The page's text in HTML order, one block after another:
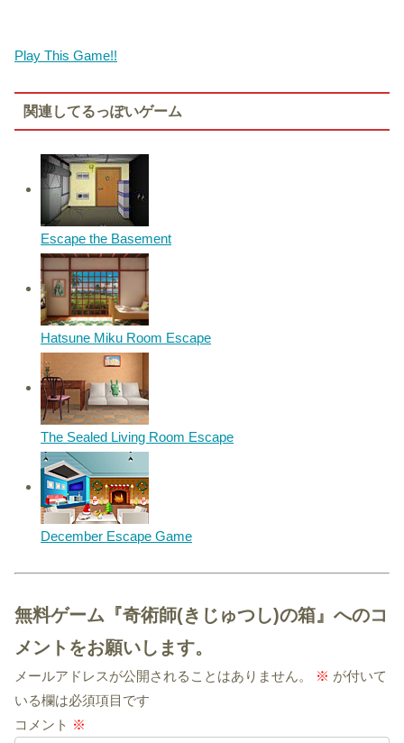
Play This Game!!
関連してるっぽいゲーム
Escape the Basement
Hatsune Miku Room Escape
The Sealed Living Room Escape
December Escape Game
無料ゲーム『奇術師(きじゅつし)の箱』へのコ
メントをお願いします。
メールアドレスが公開されることはありません。 ※ が付いて
いる欄は必須項目です
コメント ※